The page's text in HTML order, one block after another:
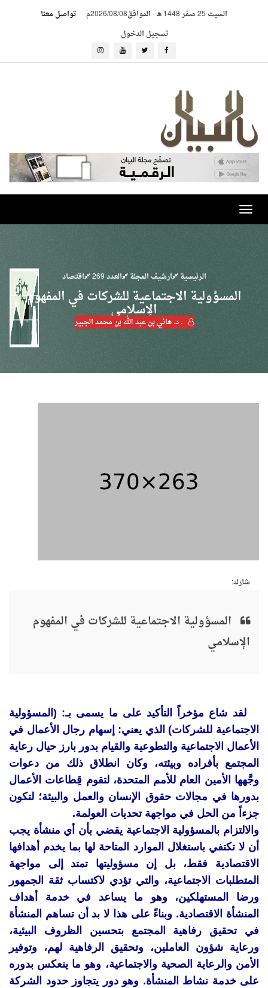
السبت 25 صفر 1448 هـ -الموافق2026/08/08م
تواصل معنا
تسجيل الدخول
Toggle
navigation
الرئيسية ارشيف المجلة العدد 269 اقتصاد
المسؤولية الاجتماعية للشركات في المفهوم
الإسلامي
. د. هاني بن عبد الله بن محمد الجبير
شارك:
المسؤولية الاجتماعية للشركات في المفهوم
الإسلامي
لقد شاع مؤخراً التأكيد على ما يسمى بـ: (المسؤولية
الاجتماعية للشركات) الذي يعني: إسهام رجال الأعمال في
الأعمال الاجتماعية والتطوعية والقيام بدور بارز حيال رعاية
المجتمع بأفراده وبيئته، وكان انطلاق ذلك من دعوات
وجَّهها الأمين العام للأمم المتحدة، لتقوم قِطاعات الأعمال
بدورها في مجالات حقوق الإنسان والعمل والبيئة؛ لتكون
جزءاً من الحل في مواجهة تحديات العولمة.
والالتزام بالمسؤولية الاجتماعية يقضي بأن أي منشأة يجب
أن لا تكتفي باستغلال الموارد المتاحة لها بما يخدم أهدافها
الاقتصادية فقط، بل إن مسؤوليتها تمتد إلى مواجهة
المتطلبات الاجتماعية، والتي تؤدي لاكتساب ثقة الجمهور
ورضا المستهلكين، وهو ما يساعد في خدمة أهداف
المنشأة الاقتصادية. وبناءً على هذا لا بد أن تساهم المنشأة
في تحقيق رفاهية المجتمع بتحسين الظروف البيئية،
ورعاية شؤون العاملين، وتحقيق الرفاهية لهم، وتوفير
الأمن والرعاية الصحية والاجتماعية، وهو ما ينعكس بدوره
على خدمة نشاط المنشأة. وهو دور يتجاوز حدود الشركة